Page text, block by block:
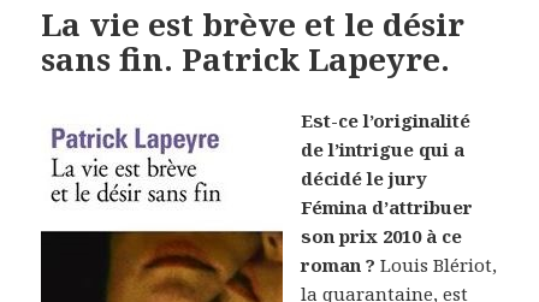
La vie est brève et le désir
sans fin. Patrick Lapeyre.
Est-ce l’originalité
de l’intrigue qui a
décidé le jury
Fémina d’attribuer
son prix 2010 à ce
roman ? Louis Blériot,
la quarantaine, est